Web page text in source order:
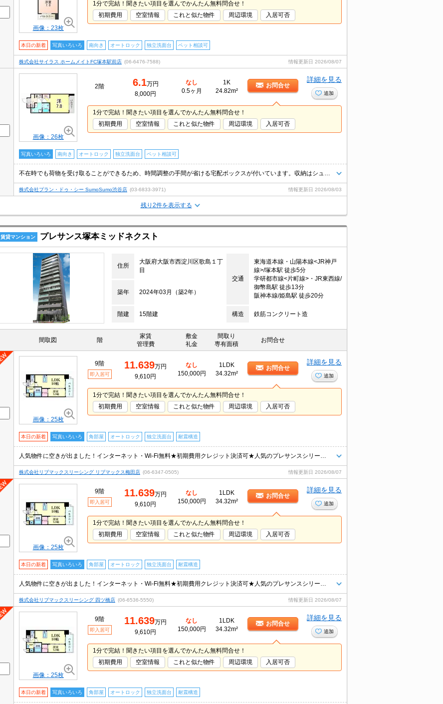
画像：23枚
1分で完結！聞きたい項目を選んでかんたん無料問合せ！
初期費用
空室情報 これと似た物件 周辺環境 入居可否
本日の新着 写真いろいろ 南向き オートロック 独立洗面台 ペット相談可
株式会社サイラス ホームメイトFC塚本駅前店 (06-6476-7588) 情報更新日 2026/08/07
画像：26枚
2階 6.1万円
8,000円
なし
0.5ヶ月
1K
24.82m²
お問合せ
詳細を見る
追加
1分で完結！聞きたい項目を選んでかんたん無料問合せ！
初期費用
空室情報 これと似た物件 周辺環境 入居可否
写真いろいろ 南向き オートロック 独立洗面台 ペット相談可
株式会社プラン・ドゥ・シー SumoSumo渋谷店 (03-6833-3971) 情報更新日 2026/08/03
残り2件を表示する
賃貸マンション プレサンス塚本ミッドネクスト
住所
大阪府大阪市西淀川区歌島１丁
目
交通
東海道本線・山陽本線<JR神戸
線>/塚本駅 徒歩5分
学研都市線<片町線>・JR東西線/
御幣島駅 徒歩13分
阪神本線/姫島駅 徒歩20分
築年 2024年03月（築2年）
階建 15階建 構造 鉄筋コンクリート造
間取図 階
家賃
管理費
敷金
礼金
間取り
専有面積
お問合せ
画像：25枚
9階
即入居可
11.639万円
9,610円
なし
150,000円
1LDK
34.32m²
お問合せ
詳細を見る
追加
1分で完結！聞きたい項目を選んでかんたん無料問合せ！
初期費用
空室情報 これと似た物件 周辺環境 入居可否
本日の新着 写真いろいろ 角部屋 オートロック 独立洗面台 耐震構造
株式会社リブマックスリーシング リブマックス梅田店 (06-6347-0505) 情報更新日 2026/08/07
画像：25枚
9階
即入居可
11.639万円
9,610円
なし
150,000円
1LDK
34.32m²
お問合せ
詳細を見る
追加
1分で完結！聞きたい項目を選んでかんたん無料問合せ！
初期費用
空室情報 これと似た物件 周辺環境 入居可否
本日の新着 写真いろいろ 角部屋 オートロック 独立洗面台 耐震構造
株式会社リブマックスリーシング 四ツ橋店 (06-6536-5550) 情報更新日 2026/08/07
画像：25枚
9階
即入居可
11.639万円
9,610円
なし
150,000円
1LDK
34.32m²
お問合せ
詳細を見る
追加
1分で完結！聞きたい項目を選んでかんたん無料問合せ！
初期費用
空室情報 これと似た物件 周辺環境 入居可否
本日の新着 写真いろいろ 角部屋 オートロック 独立洗面台 耐震構造